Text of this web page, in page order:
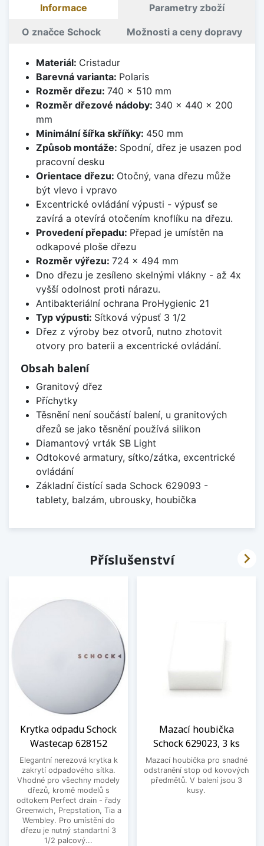
Informace Parametry zboží
O značce Schock Možnosti a ceny dopravy
Materiál: Cristadur
Barevná varianta: Polaris
Rozměr dřezu: 740 x 510 mm
Rozměr dřezové nádoby: 340 x 440 x 200
mm
Minimální šířka skříňky: 450 mm
Způsob montáže: Spodní, dřez je usazen pod
pracovní desku
Orientace dřezu: Otočný, vana dřezu může
být vlevo i vpravo
Excentrické ovládání výpusti - výpusť se
zavírá a otevírá otočením knoflíku na dřezu.
Provedení přepadu: Přepad je umístěn na
odkapové ploše dřezu
Rozměr výřezu: 724 x 494 mm
Dno dřezu je zesíleno skelnými vlákny - až 4x
vyšší odolnost proti nárazu.
Antibakteriální ochrana ProHygienic 21
Typ výpusti: Sítková výpusť 3 1/2
Dřez z výroby bez otvorů, nutno zhotovit
otvory pro baterii a excentrické ovládání.
Obsah balení
Granitový dřez
Příchytky
Těsnění není součástí balení, u granitových
dřezů se jako těsnění používá silikon
Diamantový vrták SB Light
Odtokové armatury, sítko/zátka, excentrické
ovládání
Základní čistící sada Schock 629093 -
tablety, balzám, ubrousky, houbička
Příslušenství
Krytka odpadu Schock
Wastecap 628152
Elegantní nerezová krytka k
zakrytí odpadového sítka.
Vhodné pro všechny modely
dřezů, kromě modelů s
odtokem Perfect drain - řady
Greenwich, Prepstation, Tia a
Wembley. Pro umístění do
dřezu je nutný standartní 3
1/2 palcový...
Mazací houbička
Schock 629023, 3 ks
Mazací houbička pro snadné
odstranění stop od kovových
předmětů. V balení jsou 3
kusy.
